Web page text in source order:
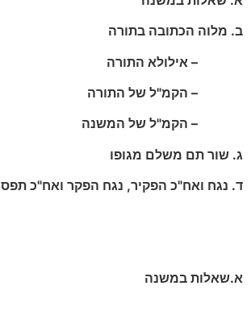
ב. מלוה הכתובה בתורה
– אילולא התורה
– הקמ"ל של התורה
– הקמ"ל של המשנה
ג. שור תם משלם מגופו
ד. נגח ואח"כ הפקיר, נגח הפקר ואח"כ תפס
א.שאלות במשנה